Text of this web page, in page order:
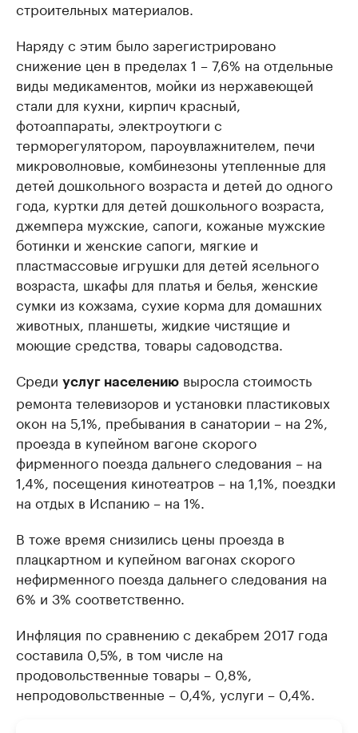
строительных материалов.
Наряду с этим было зарегистрировано
снижение цен в пределах 1 – 7,6% на отдельные
виды медикаментов, мойки из нержавеющей
стали для кухни, кирпич красный,
фотоаппараты, электроутюги с
терморегулятором, пароувлажнителем, печи
микроволновые, комбинезоны утепленные для
детей дошкольного возраста и детей до одного
года, куртки для детей дошкольного возраста,
джемпера мужские, сапоги, кожаные мужские
ботинки и женские сапоги, мягкие и
пластмассовые игрушки для детей ясельного
возраста, шкафы для платья и белья, женские
сумки из кожзама, сухие корма для домашних
животных, планшеты, жидкие чистящие и
моющие средства, товары садоводства.
Среди услуг населению выросла стоимость
ремонта телевизоров и установки пластиковых
окон на 5,1%, пребывания в санатории – на 2%,
проезда в купейном вагоне скорого
фирменного поезда дальнего следования – на
1,4%, посещения кинотеатров – на 1,1%, поездки
на отдых в Испанию – на 1%.
В тоже время снизились цены проезда в
плацкартном и купейном вагонах скорого
нефирменного поезда дальнего следования на
6% и 3% соответственно.
Инфляция по сравнению с декабрем 2017 года
составила 0,5%, в том числе на
продовольственные товары – 0,8%,
непродовольственные – 0,4%, услуги – 0,4%.